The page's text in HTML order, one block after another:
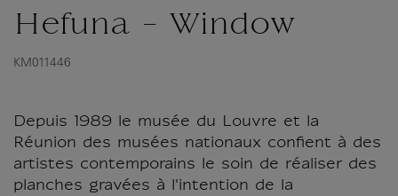
Hefuna - Window
KM011446
Depuis 1989 le musée du Louvre et la
Réunion des musées nationaux confient à des
artistes contemporains le soin de réaliser des
planches gravées à l'intention de la